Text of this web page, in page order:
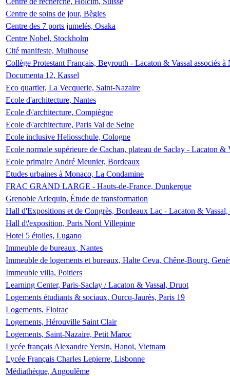
Centre de soins de jour, Bègles
Centre des 7 ports jumelés, Osaka
Centre Nobel, Stockholm
Cité manifeste, Mulhouse
Collège Protestant Français, Beyrouth - Lacaton & Vassal associés
Documenta 12, Kassel
Eco quartier, La Vecquerie, Saint-Nazaire
Ecole d'architecture, Nantes
Ecole d\'architecture, Compiègne
Ecole d\'architecture, Paris Val de Seine
Ecole inclusive Heliosschule, Cologne
Ecole normale supérieure de Cachan, plateau de Saclay - Lacaton &
Ecole primaire André Meunier, Bordeaux
Etudes urbaines à Monaco, La Condamine
FRAC GRAND LARGE - Hauts-de-France, Dunkerque
Grenoble Arlequin, Étude de transformation
Hall d'Expositions et de Congrès, Bordeaux Lac - Lacaton &
Hall d\'exposition, Paris Nord Villepinte
Hotel 5 étoiles, Lugano
Immeuble de bureaux, Nantes
Immeuble de logements et bureaux, Halte Ceva, Chêne-Bourg,
Immeuble villa, Poitiers
Learning Center, Paris-Saclay / Lacaton & Vassal, Druot
Logements étudiants & sociaux, Ourcq-Jaurès, Paris 19
Logements, Floirac
Logements, Hérouville Saint Clair
Logements, Saint-Nazaire, Petit Maroc
Lycée français Alexandre Yersin, Hanoi, Vietnam
Lycée Français Charles Lepierre, Lisbonne
Médiathèque, Angoulême